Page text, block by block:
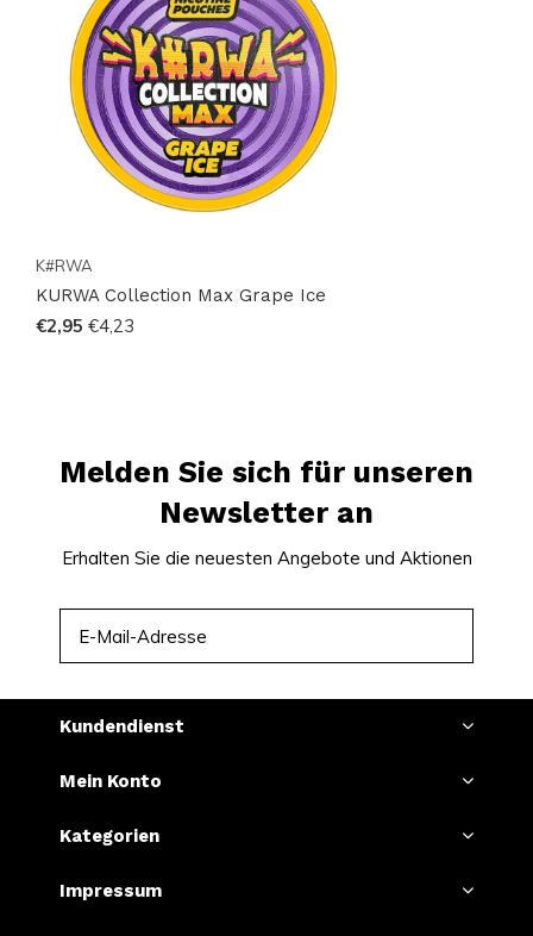
K#RWA
KURWA Collection Max Grape Ice
€2,95 €4,23
Melden Sie sich für unseren
Newsletter an
Erhalten Sie die neuesten Angebote und Aktionen
Kundendienst
Mein Konto
Kategorien
Impressum